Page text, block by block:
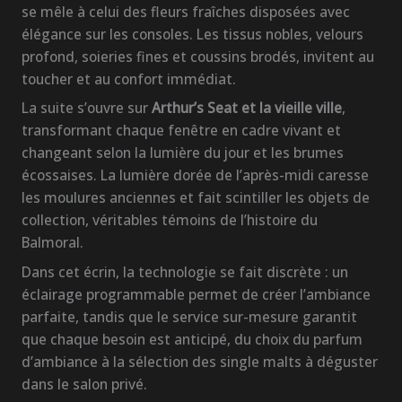
se mêle à celui des fleurs fraîches disposées avec
élégance sur les consoles. Les tissus nobles, velours
profond, soieries fines et coussins brodés, invitent au
toucher et au confort immédiat.
La suite s’ouvre surArthur’s Seat et la vieille ville,
transformant chaque fenêtre en cadre vivant et
changeant selon la lumière du jour et les brumes
écossaises. La lumière dorée de l’après-midi caresse
les moulures anciennes et fait scintiller les objets de
collection, véritables témoins de l’histoire du
Balmoral.
Dans cet écrin, la technologie se fait discrète : un
éclairage programmable permet de créer l’ambiance
parfaite, tandis que le service sur-mesure garantit
que chaque besoin est anticipé, du choix du parfum
d’ambiance à la sélection des single malts à déguster
dans le salon privé.